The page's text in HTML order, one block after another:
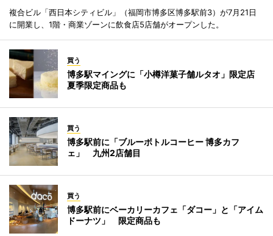
複合ビル「西日本シティビル」（福岡市博多区博多駅前3）が7月21日
に開業し、1階・商業ゾーンに飲食店5店舗がオープンした。
買う
博多駅マイングに「小樽洋菓子舗ルタオ」限定店
夏季限定商品も
買う
博多駅前に「ブルーボトルコーヒー 博多カフ
ェ」 九州2店舗目
買う
博多駅前にベーカリーカフェ「ダコー」と「アイム
ドーナツ」 限定商品も